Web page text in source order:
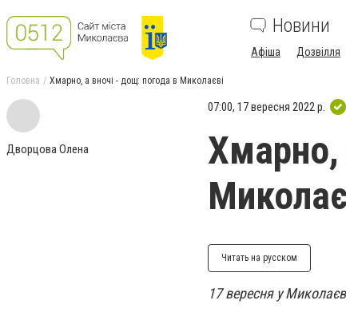
Новини
Афіша Дозвілля
Головна Хмарно, а вночі - дощ: погода в Миколаєві
Дворцова Олена
07:00, 17 вересня 2022 р.
Хмарно,
Читать на русском
17 вересня у